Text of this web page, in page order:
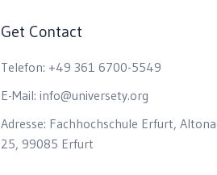
Get Contact
Telefon: +49 361 6700-5549
E-Mail: info@universety.org
Adresse: Fachhochschule Erfurt,
25, 99085 Erfurt